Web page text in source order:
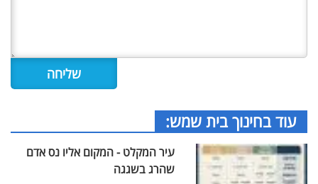
עוד בחינוך בית שמש:
עיר המקלט - המקום אליו נס אדם
שהרג בשגגה